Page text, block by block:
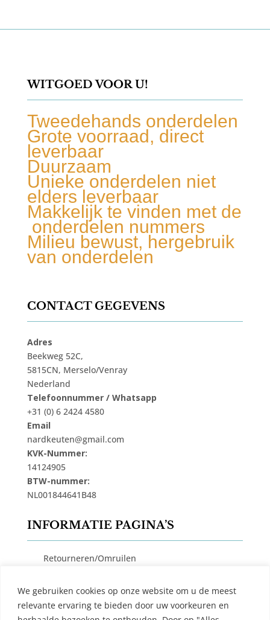
We gebruiken cookies op onze website om u de meest
relevante ervaring te bieden door uw voorkeuren en
WITGOED VOOR U!
Tweedehands onderdelen
Grote voorraad, direct
leverbaar
Duurzaam
Unieke onderdelen niet
elders leverbaar
Makkelijk te vinden met de
onderdelen nummers
Milieu bewust, hergebruik
van onderdelen
CONTACT GEGEVENS
Adres
Beekweg 52C,
5815CN, Merselo/Venray
Nederland
Telefoonnummer / Whatsapp
+31 (0) 6 2424 4580
Email
nardkeuten@gmail.com
KVK-Nummer:
14124905
BTW-nummer:
NL001844641B48
INFORMATIE PAGINA’S
Retourneren/Omruilen
Cookiebeleid
Algemene Voorwaarden